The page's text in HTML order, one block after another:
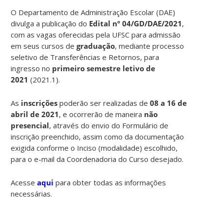
O Departamento de Administração Escolar (DAE)
divulga a publicação do Edital nº 04/GD/DAE/2021,
com as vagas oferecidas pela UFSC para admissão
em seus cursos degraduação, mediante processo
seletivo de Transferências e Retornos, para
ingresso no primeiro semestre letivo de
2021 (2021.1).
As inscrições poderão ser realizadas de08 a 16 de
abril de 2021, e ocorrerão de maneira não
presencial, através do envio do Formulário de
inscrição preenchido, assim como da documentação
exigida conforme o Inciso (modalidade) escolhido,
para o e-mail da Coordenadoria do Curso desejado.
Acesseaqui para obter todas as informações
necessárias.